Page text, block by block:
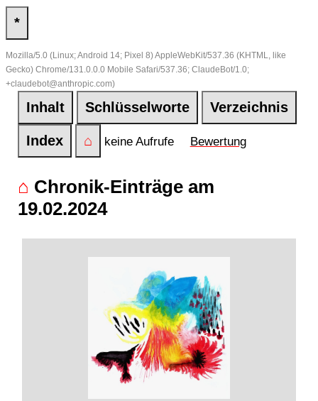
*
Mozilla/5.0 (Linux; Android 14; Pixel 8) AppleWebKit/537.36 (KHTML, like
Gecko) Chrome/131.0.0.0 Mobile Safari/537.36; ClaudeBot/1.0;
+claudebot@anthropic.com)
Inhalt Schlüsselworte Verzeichnis
Index ⌂ keine Aufrufe Bewertung
⌂ Chronik-Einträge am
19.02.2024